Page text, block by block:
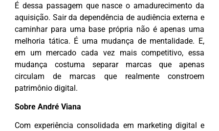
É dessa passagem que nasce o amadurecimento da
aquisição. Sair da dependência de audiência externa e
caminhar para uma base própria não é apenas uma
melhoria tática. É uma mudança de mentalidade. E,
em um mercado cada vez mais competitivo, essa
mudança costuma separar marcas que apenas
circulam de marcas que realmente constroem
patrimônio digital.
Sobre André Viana
Com experiência consolidada em marketing digital e